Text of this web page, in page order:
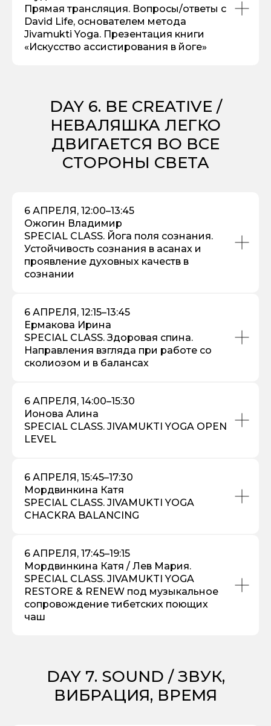
Прямая трансляция. Вопросы/ответы с
David Life, основателем метода
Jivamukti Yoga. Презентация книги
«Искусство ассистирования в йоге»
DAY 6. BE CREATIVE /
НЕВАЛЯШКА ЛЕГКО
ДВИГАЕТСЯ ВО ВСЕ
СТОРОНЫ СВЕТА
6 АПРЕЛЯ, 12:00–13:45
Ожогин Владимир
SPECIAL CLASS. Йога поля сознания.
Устойчивость сознания в асанах и
проявление духовных качеств в
сознании
6 АПРЕЛЯ, 12:15–13:45
Ермакова Ирина
SPECIAL CLASS. Здоровая спина.
Направления взгляда при работе со
сколиозом и в балансах
6 АПРЕЛЯ, 14:00–15:30
Ионова Алина
SPECIAL CLASS. JIVAMUKTI YOGA OPEN
LEVEL
6 АПРЕЛЯ, 15:45–17:30
Мордвинкина Катя
SPECIAL CLASS. JIVAMUKTI YOGA
CHACKRA BALANCING
6 АПРЕЛЯ, 17:45–19:15
Мордвинкина Катя / Лев Мария.
SPECIAL CLASS. JIVAMUKTI YOGA
RESTORE & RENEW под музыкальное
сопровождение тибетских поющих
чаш
DAY 7. SOUND / ЗВУК,
ВИБРАЦИЯ, ВРЕМЯ